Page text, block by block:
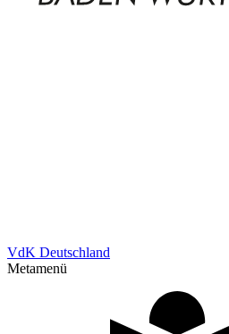
VdK Deutschland
Metamenü